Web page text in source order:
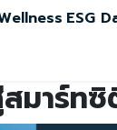
ESG
มาร์ท